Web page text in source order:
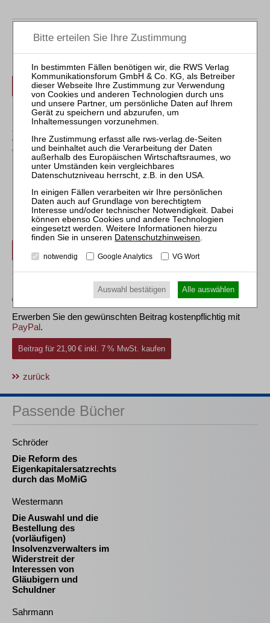
Der Inhalt dieses Beitrags ist nicht frei verfügbar.
Für Abonnenten ist der Zugang zu Aufsätzen und
Rechtsprechung frei.
Login
Sollten Sie über kein Abonnement verfügen, können Sie
den gewünschten Beitrag trotzdem kostenpflichtig
erwerben:
Erwerben Sie den gewünschten Beitrag kostenpflichtig per
Rechnung.
Erwerben Sie den gewünschten Beitrag kostenpflichtig mit
PayPal.
Beitrag für 21,90 € inkl. 7 % MwSt. kaufen
zurück
Passende Bücher
Schröder
Die Reform des
Eigenkapitalersatzrechts
durch das MoMiG
Westermann
Die Auswahl und die
Bestellung des
(vorläufigen)
Insolvenzverwalters im
Widerstreit der
Interessen von
Gläubigern und
Schuldner
Sahrmann
Datenschutzhinweisen.
notwendig Google Analytics VG Wort
Auswahl bestätigen Alle auswählen